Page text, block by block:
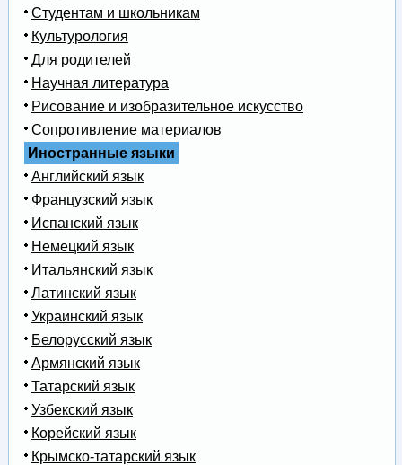
Студентам и школьникам
Культурология
Для родителей
Научная литература
Рисование и изобразительное искусство
Сопротивление материалов
Иностранные языки
Английский язык
Французский язык
Испанский язык
Немецкий язык
Итальянский язык
Латинский язык
Украинский язык
Белорусский язык
Армянский язык
Татарский язык
Узбекский язык
Корейский язык
Крымско-татарский язык